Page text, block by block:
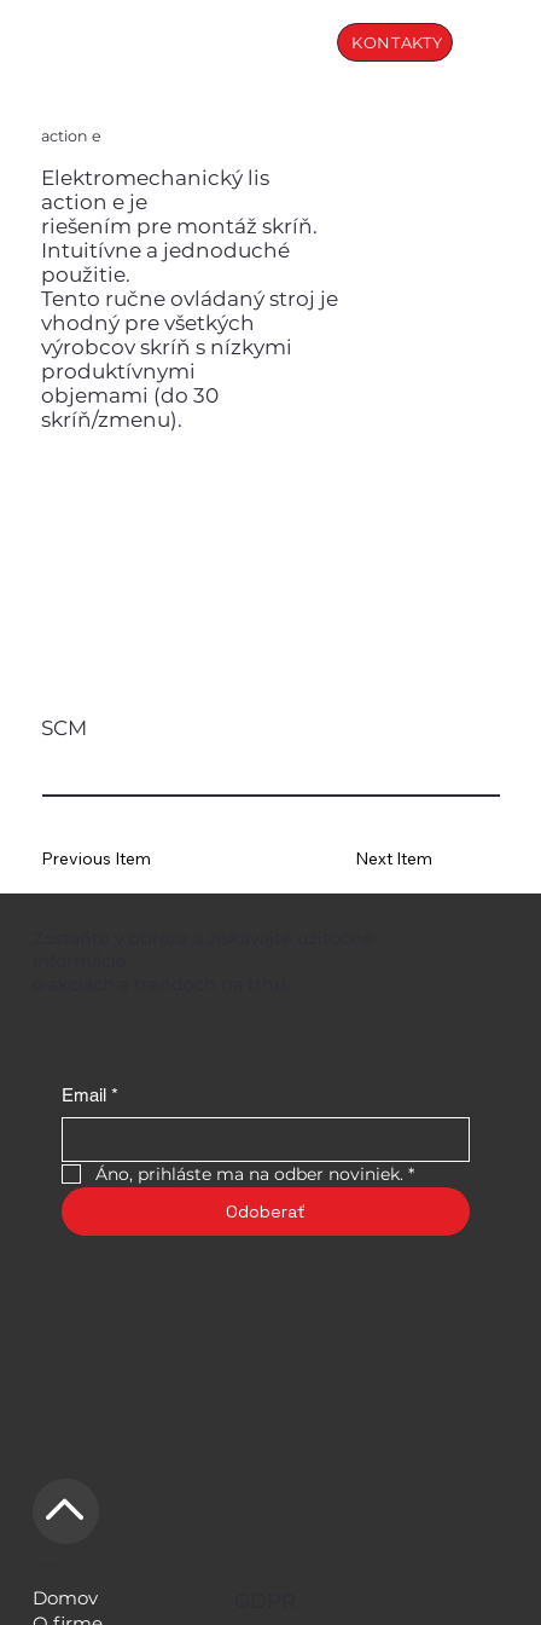
KONTAKTY
action e
Elektromechanický lis
action e je
riešením pre montáž skríň.
Intuitívne a jednoduché
použitie.
Tento ručne ovládaný stroj je
vhodný pre všetkých
výrobcov skríň s nízkymi
produktívnymi
objemami (do 30
skríň/zmenu).
SCM
Previous Item Next Item
Email *
Áno, prihláste ma na odber noviniek. *
Odoberať
Domov